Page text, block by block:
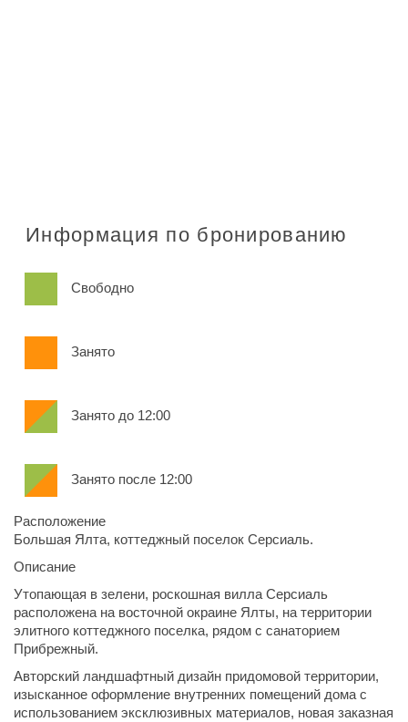
Информация по бронированию
Свободно
Занято
Занято до 12:00
Занято после 12:00
Расположение
Большая Ялта, коттеджный поселок Серсиаль.
Описание
Утопающая в зелени, роскошная вилла Серсиаль
расположена на восточной окраине Ялты, на территории
элитного коттеджного поселка, рядом с санаторием
Прибрежный.
Авторский ландшафтный дизайн придомовой территории,
изысканное оформление внутренних помещений дома с
использованием эксклюзивных материалов, новая заказная